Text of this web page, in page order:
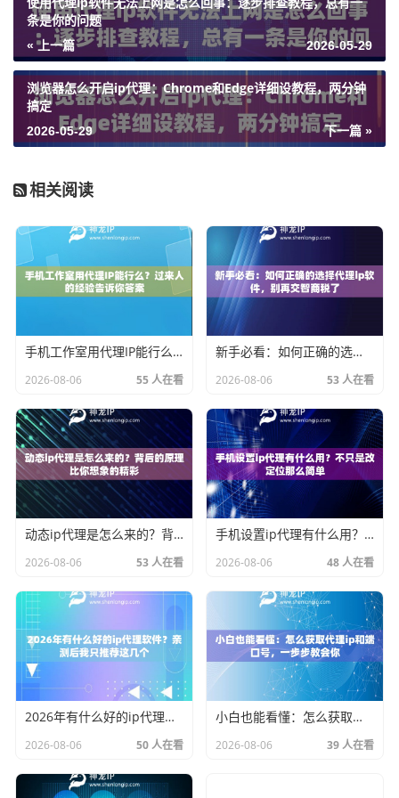
条是你的问题
« 上一篇 2026-05-29
浏览器怎么开启ip代理：Chrome和Edge详细设教程，两分钟
搞定
下一篇 »
2026-05-29
相关阅读
手机工作室用代理IP能行么？过来人的经验告诉你答案
2026-08-06 55 人在看
新手必看：如何正确的选择代理ip软件，别再交智商税了
2026-08-06 53 人在看
动态ip代理是怎么来的？背后的原理比你想象的精彩
2026-08-06 53 人在看
手机设置ip代理有什么用？不只是改定位那么简单
2026-08-06 48 人在看
2026年有什么好的ip代理软件？亲测后我只推荐这几个
2026-08-06 50 人在看
小白也能看懂：怎么获取代理ip和端口号，一步步教会你
2026-08-06 39 人在看